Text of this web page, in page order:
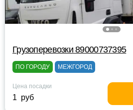
Грузоперевозки 89000737395
ПО ГОРОДУ МЕЖГОРОД
Цена посадки
1 руб